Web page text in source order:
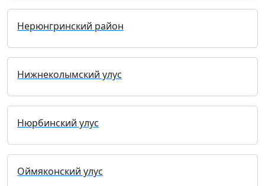
Нерюнгринский район
Нижнеколымский улус
Нюрбинский улус
Оймяконский улус